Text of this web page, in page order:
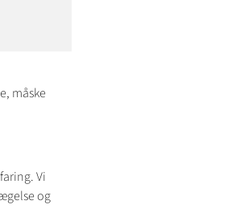
måske
Vi
og